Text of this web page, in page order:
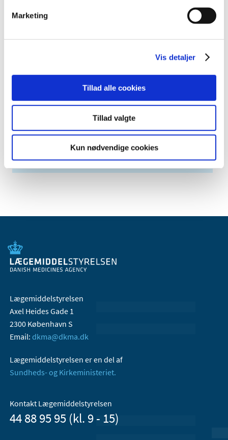
Marketing
Vis detaljer
Tillad alle cookies
Tillad valgte
Kun nødvendige cookies
2011 (13)
2007 (3)
2005 (2)
Relateret indhold
Generelle tilskud til medicin
Lægemiddelstyrelsen
Axel Heides Gade 1
2300 København S
Email: dkma@dkma.dk
Lægemiddelstyrelsen er en del af
Sundheds- og Kirkeministeriet.
Kontakt Lægemiddelstyrelsen
44 88 95 95 (kl. 9 - 15)